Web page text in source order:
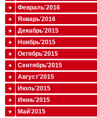
Февраль'2016
Январь'2016
Декабрь'2015
Ноябрь'2015
Октябрь'2015
Сентябрь'2015
Август'2015
Июль'2015
Июнь'2015
Май'2015